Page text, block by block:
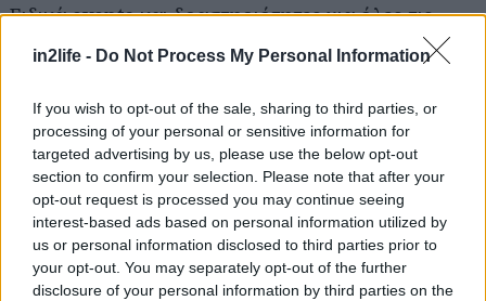
in2life - Do Not Process My Personal Information
If you wish to opt-out of the sale, sharing to third parties, or
processing of your personal or sensitive information for
targeted advertising by us, please use the below opt-out
section to confirm your selection. Please note that after your
opt-out request is processed you may continue seeing
interest-based ads based on personal information utilized by
us or personal information disclosed to third parties prior to
your opt-out. You may separately opt-out of the further
disclosure of your personal information by third parties on the
Ειδικά events και δραστηριότητες για όλες τις
ηλικίες συμπληρώνουν το εορταστικό σκηνικό,
άνοιξη γεμάτη ζωντάνια, χαρά και παραδοσιακή
φιλοξενία.
Ζήστε το Πάσχα τουCape Sounio, εκεί όπου η
παράδοση συναντά τη σύγχρονη πολυτέλεια, και
δημιουργήστε αναμνήσεις που θα σας συνοδεύουν
για μια ζωή!